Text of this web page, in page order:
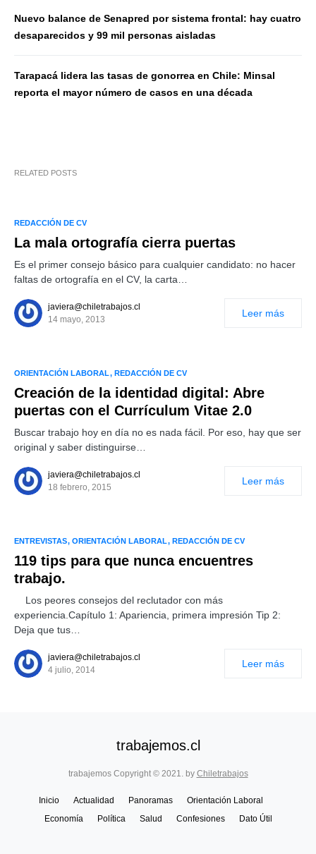
Nuevo balance de Senapred por sistema frontal: hay cuatro
desaparecidos y 99 mil personas aisladas
Tarapacá lidera las tasas de gonorrea en Chile: Minsal
reporta el mayor número de casos en una década
RELATED POSTS
REDACCIÓN DE CV
La mala ortografía cierra puertas
Es el primer consejo básico para cualquier candidato: no hacer
faltas de ortografía en el CV, la carta…
javiera@chiletrabajos.cl
14 mayo, 2013
Leer más
ORIENTACIÓN LABORAL REDACCIÓN DE CV
Creación de la identidad digital: Abre
puertas con el Currículum Vitae 2.0
Buscar trabajo hoy en día no es nada fácil. Por eso, hay que ser
original y saber distinguirse…
javiera@chiletrabajos.cl
18 febrero, 2015
Leer más
ENTREVISTAS ORIENTACIÓN LABORAL REDACCIÓN DE CV
119 tips para que nunca encuentres
trabajo.
Los peores consejos del reclutador con más
experiencia.Capítulo 1: Apariencia, primera impresión Tip 2:
Deja que tus…
javiera@chiletrabajos.cl
4 julio, 2014
Leer más
trabajemos.cl
trabajemos Copyright © 2021. by Chiletrabajos
Inicio Actualidad Panoramas
Orientación Laboral
Economía
Política Salud Confesiones Dato Útil